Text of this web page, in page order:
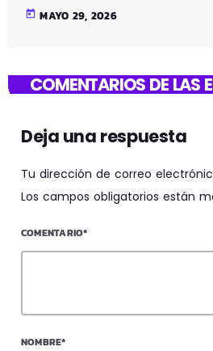
today MAYO 29, 2026
COMENTARIOS DE LAS
Deja una respuesta
Tu dirección de correo
Los campos obligatorios están
COMENTARIO*
NOMBRE*